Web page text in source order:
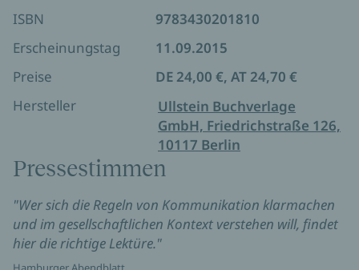
ISBN
9783430201810
Erscheinungstag
11.09.2015
Preise
DE 24,00 €, AT 24,70 €
Hersteller
Ullstein Buchverlage
GmbH, Friedrichstraße 126,
10117 Berlin
Pressestimmen
"Wer sich die Regeln von Kommunikation klarmachen
und im gesellschaftlichen Kontext verstehen will, findet
hier die richtige Lektüre."